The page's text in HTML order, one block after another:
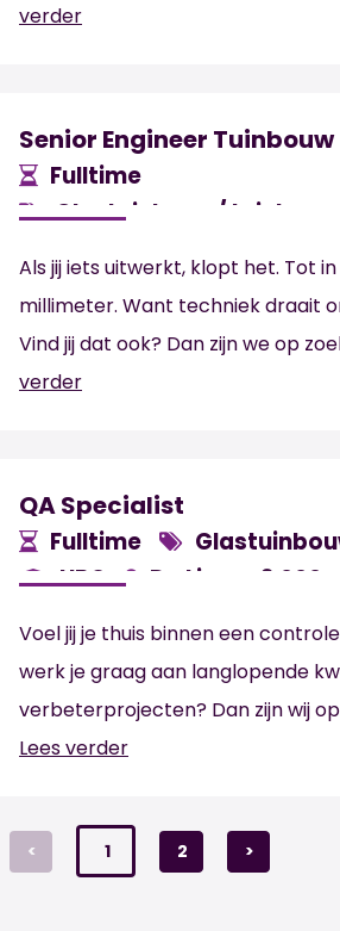
verder
Senior Engineer Tuinbouw
Fulltime
Glastuinbouw/ tuinbouw,
Als jij iets uitwerkt, klopt het. Tot
millimeter. Want techniek draait
Vind jij dat ook? Dan zijn we op
verder
QA Specialist
Fulltime
HBO
De Lier 3.000 -
Voel jij je thuis binnen een
werk je graag aan langlopende
verbeterprojecten? Dan zijn wij
Lees verder
< 1 2 >